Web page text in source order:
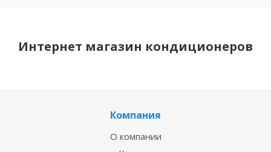
Интернет магазин кондиционеров
Компания
О компании